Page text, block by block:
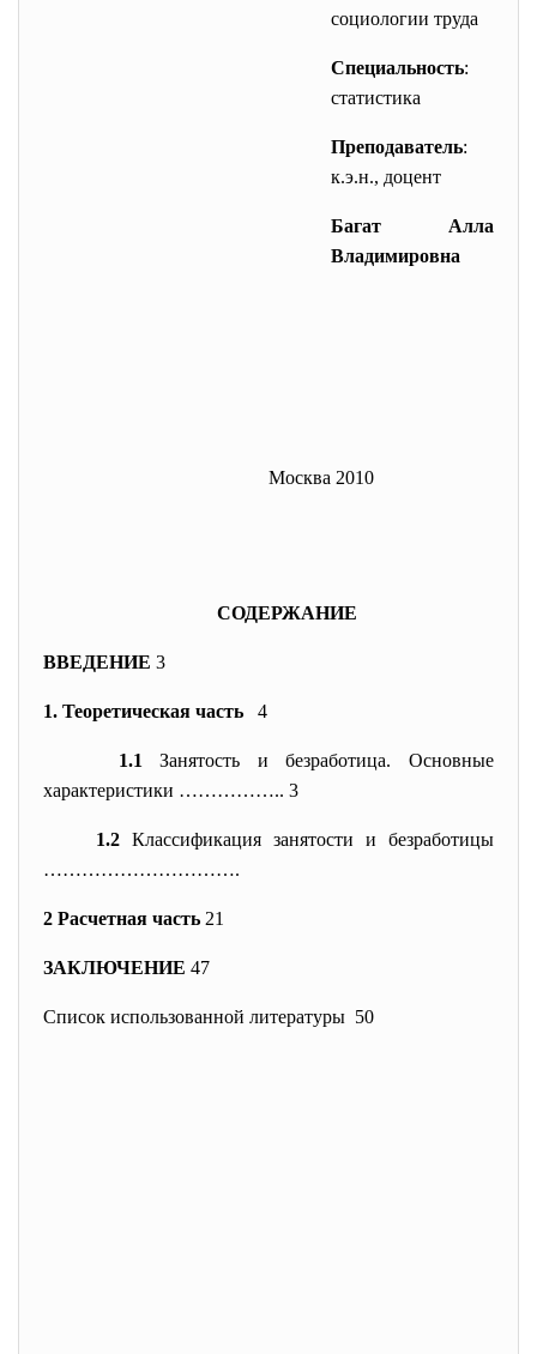
социологии труда
Специальность:
статистика
Преподаватель:
к.э.н., доцент
Багат Алла
Владимировна
Москва 2010
СОДЕРЖАНИЕ
ВВЕДЕНИЕ 3
1. Теоретическая часть 4
1.1 Занятость и безработица. Основные
характеристики …………….. 3
1.2 Классификация занятости и безработицы
………………………….
2 Расчетная часть 21
ЗАКЛЮЧЕНИЕ 47
Список использованной литературы 50